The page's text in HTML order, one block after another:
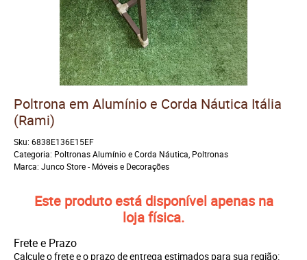
Poltrona em Alumínio e Corda Náutica Itália
(Rami)
Sku: 6838E136E15EF
Categoria: Poltronas Alumínio e Corda Náutica Poltronas
Marca: Junco Store - Móveis e Decorações
Este produto está disponível apenas na
loja física.
Frete e Prazo
Calcule o frete e o prazo de entrega estimados para sua região: